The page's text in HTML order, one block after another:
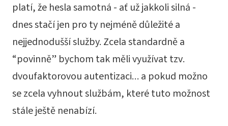
platí, že hesla samotná - ať už jakkoli silná -
dnes stačí jen pro ty nejméně důležité a
nejjednodušší služby. Zcela standardně a
“povinně” bychom tak měli využívat tzv.
dvoufaktorovou autentizaci… a pokud možno
se zcela vyhnout službám, které tuto možnost
stále ještě nenabízí.